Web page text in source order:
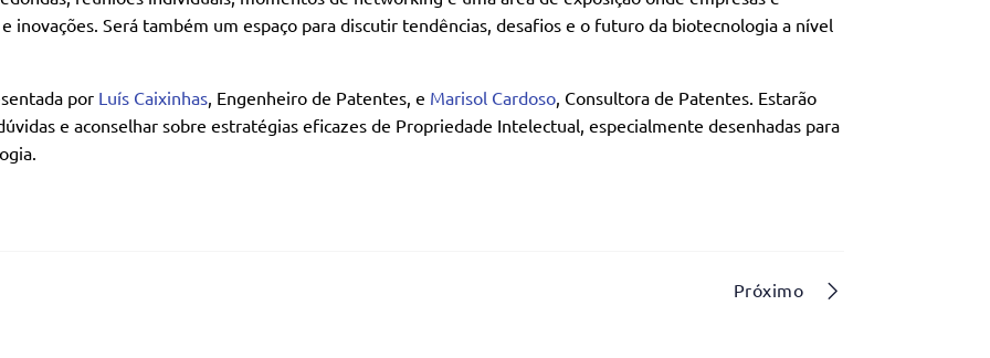
inovações. Será também um espaço para discutir tendências, desafios e o futuro da biotecnologia a nível
por Luís Caixinhas , Engenheiro de Patentes, e Marisol Cardoso , Consultora de Patentes. Estarão
e aconselhar sobre estratégias eficazes de Propriedade Intelectual, especialmente desenhadas para
Próximo